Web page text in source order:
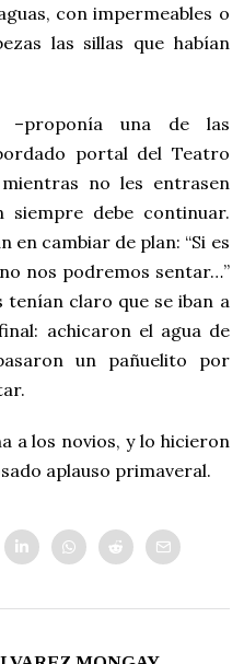
con impermeables o
las sillas que habían
–proponía una de las
portal del Teatro
no les entrasen
debe continuar.
en cambiar de plan: “Si es
nos podremos sentar…”
claro que se iban a
achicaron el agua de
un pañuelito por
a los novios, y lo hicieron
aplauso primaveral.